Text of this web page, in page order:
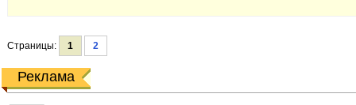
Страницы: 1 2
Реклама